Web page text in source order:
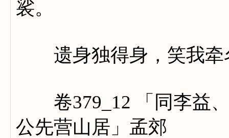
裟。
遗身独得身，笑我牵
卷379_12 「同李益、
公先营山居」孟郊